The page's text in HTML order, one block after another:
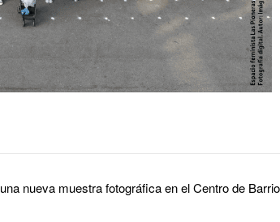
nueva muestra fotográfica en el Centro de